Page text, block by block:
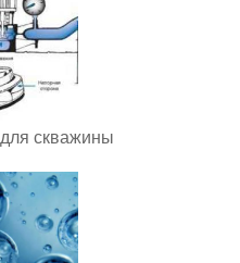
скважины